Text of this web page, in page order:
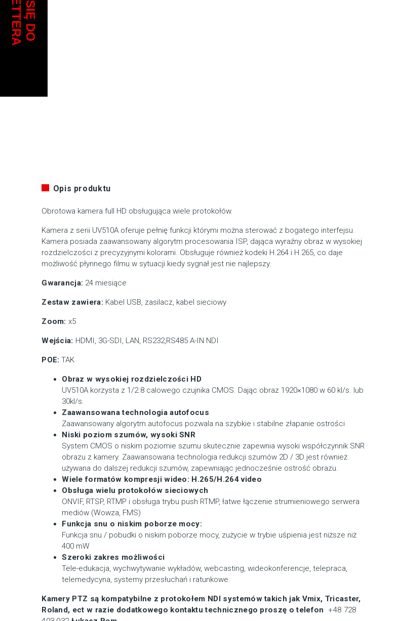
Opis produktu
Obrotowa kamera full HD obsługująca wiele protokołów.
Kamera z serii UV510A oferuje pełnię funkcji którymi można sterować z bogatego interfejsu.
Kamera posiada zaawansowany algorytm procesowania ISP, dająca wyraźny obraz w wysokiej
rozdzielczości z precyzyjnymi kolorami. Obsługuje również kodeki H.264 i H.265, co daje
możliwość płynnego filmu w sytuacji kiedy sygnał jest nie najlepszy.
Gwarancja: 24 miesiące
Zestaw zawiera: Kabel USB, zasilacz, kabel sieciowy
Zoom:x5
Wejścia: HDMI, 3G-SDI, LAN, RS232,RS485 A-IN NDI
POE: TAK
Obraz w wysokiej rozdzielczości HD
UV510A korzysta z 1/2.8 calowego czujnika CMOS. Dając obraz 1920×1080 w 60 kl/s. lub
30kl/s.
Zaawansowana technologia autofocus
Zaawansowany algorytm autofocus pozwala na szybkie i stabilne złapanie ostrości
Niski poziom szumów, wysoki SNR
System CMOS o niskim poziomie szumu skutecznie zapewnia wysoki współczynnik SNR
obrazu z kamery. Zaawansowana technologia redukcji szumów 2D / 3D jest również
używana do dalszej redukcji szumów, zapewniając jednocześnie ostrość obrazu.
Wiele formatów kompresji wideo: H.265/H.264 video
Obsługa wielu protokołów sieciowych
ONVIF, RTSP, RTMP i obsługa trybu push RTMP, łatwe łączenie strumieniowego serwera
mediów (Wowza, FMS)
Funkcja snu o niskim poborze mocy:
Funkcja snu / pobudki o niskim poborze mocy, zużycie w trybie uśpienia jest niższe niż
400 mW
Szeroki zakres możliwości
Tele-edukacja, wychwytywanie wykładów, webcasting, wideokonferencje, telepraca,
telemedycyna, systemy przesłuchań i ratunkowe.
Kamery PTZ są kompatybilne z protokołem NDI systemów takich jak Vmix, Tricaster,
Roland, ect w razie dodatkowego kontaktu technicznego proszę o telefon+48 728